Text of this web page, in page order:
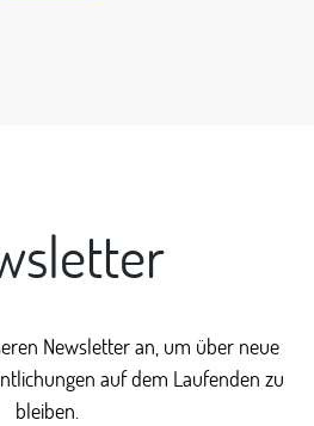
Newsletter an, um über neue
auf dem Laufenden zu
bleiben.